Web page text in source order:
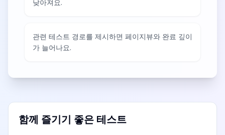
낮아져요.
관련 테스트 경로를 제시하면 페이지뷰와 완료 깊이
가 늘어나요.
함께 즐기기 좋은 테스트